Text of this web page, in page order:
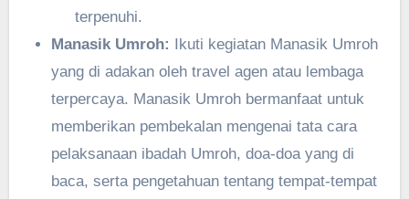
terpenuhi.
Manasik Umroh: Ikuti kegiatan Manasik Umroh
yang di adakan oleh travel agen atau lembaga
terpercaya. Manasik Umroh bermanfaat untuk
memberikan pembekalan mengenai tata cara
pelaksanaan ibadah Umroh, doa-doa yang di
baca, serta pengetahuan tentang tempat-tempat